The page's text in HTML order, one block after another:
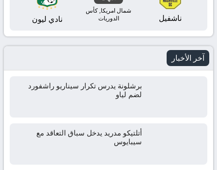
ناشفيل
شمال امريكا, كأس
الدوريات
نادي ليون
آخر الأخبار
برشلونة يدرس تكرار سيناريو راشفورد
لضم لياو
أتلتيكو مدريد يدخل سباق التعاقد مع
سيبايوس